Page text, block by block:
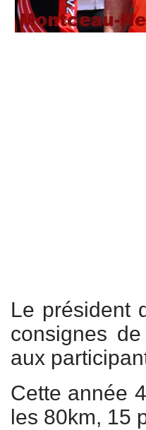
Le président
consignes
aux
Cette année
les 80km, 15